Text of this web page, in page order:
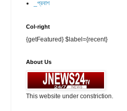
_প্রবাশ
Col-right
{getFeatured} $label={recent}
About Us
This website under constriction.